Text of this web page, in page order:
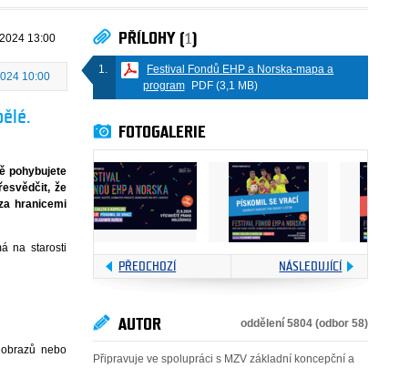
13:00
10:00
pohybujete
že
hranicemi
na starosti
nebo
PŘÍLOHY (1 )
Festival Fondů EHP a Norska-mapa a
program
PDF (3,1 MB)
FOTOGALERIE
PŘEDCHOZÍ NÁSLEDUJÍCÍ
AUTOR oddělení 5804 (odbor 58)
Připravuje ve spolupráci s MZV základní koncepční a